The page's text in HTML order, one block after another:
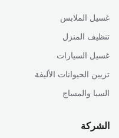
غسيل الملابس
تنظيف المنزل
غسيل السيارات
تزيين الحيوانات الأليفة
السبا والمساج
الشركة